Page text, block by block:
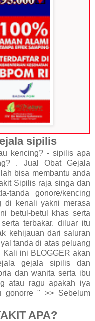
sipilis
kencing? - sipilis apa
. Jual Obat Gejala
bisa membantu anda
Sipilis raja singa dan
tanda gonore/kencing
di kenali yakni merasa
betul-betul khas serta
terbakar. diluar itu
kehijauan dari saluran
tanda di atas peluang
Kali ini BLOGGER akan
gejala sipilis dan
dan wanita serta ibu
atau ragu apakah iya
gonorre " >> Sebelum
APA?